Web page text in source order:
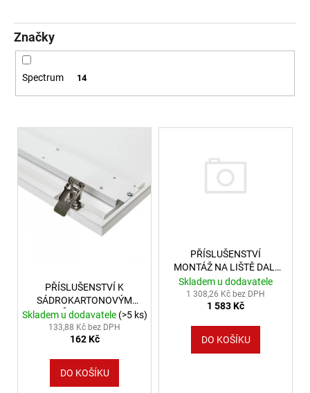
Značky
Spectrum 14
Výpis produktů
PŘÍSLUŠENSTVÍ K
SÁDROKARTONOVÝM
STROPŮM TYPU ALGINE
LINE
Skladem u dodavatele (>5 ks)
133,88 Kč bez DPH
162 Kč
DO KOŠÍKU
PŘÍSLUŠENSTVÍ
MONTÁŽ NA LIŠTĚ DALI
ALD9 BLACK-IRE SADA
Skladem u dodavatele
1 308,26 Kč bez DPH
1 583 Kč
DO KOŠÍKU
j
e
m
LED2
B,
ZÁPUSTNÉ
BÍLÉ